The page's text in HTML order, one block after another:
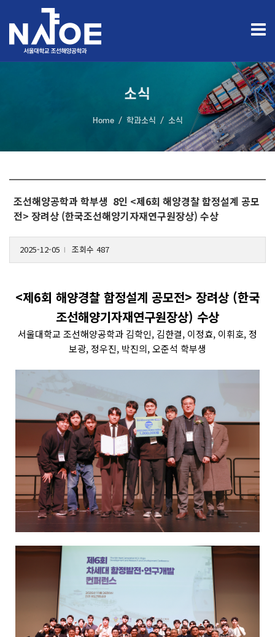
소식
Home 학과소식 소식
조선해양공학과 학부생 8인 <제6회 해양경찰 함정설계 공모
전> 장려상 (한국조선해양기자재연구원장상) 수상
2025-12-05 조회수 487
<제6회 해양경찰 함정설계 공모전> 장려상 (한국
조선해양기자재연구원장상) 수상
서울대학교 조선해양공학과 김학인, 김한결, 이정효, 이휘호, 정
보광, 정우진, 박진의, 오준석 학부생